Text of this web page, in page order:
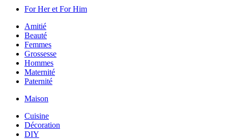
For Her et For Him
Amitié
Beauté
Femmes
Grossesse
Hommes
Maternité
Paternité
Maison
Cuisine
Décoration
DIY